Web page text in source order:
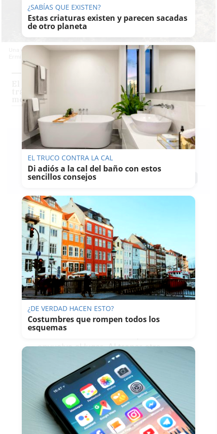
Una excursionista alcanza el valle donde se alzan los restos de la
Ermita de La Sauceda, con su fachada recién recuperada.
El sendero de Cádiz que fue testigo de un
trágico episodio de la historia, entre los
mejores de España
PACO SÁNCHEZ
MÚGICA
Cerrad los ojos junto al
a la entrada del sendero. Llevad la
imaginación 85 años atrás. Apenas
unos excursionistas se entrecruzan
junto al arroyo Pasadallana. El
bosque de alcornoques y quejigos
se hace espeso a medida que se
avanza haciaEl Aljibe. El musgo
pone color y el murmullo del
riachuelo algo de sonido a la
inmensidad del silencio que
envuelve al lugar. Al trepar otro
montículo, emerge con todo el
chorro de luz de un día soleado un
pequeño valle que deja ver lo que
queda en pie dela ErmitadeLa
Sauceda. En realidad, fue ermita y
escuela de la aldea a la que daban el
¿SABÍAS QUE EXISTEN?
Estas criaturas existen y parecen sacadas
de otro planeta
EL TRUCO CONTRA LA CAL
Di adiós a la cal del baño con estos
sencillos consejos
¿DE VERDAD HACEN ESTO?
Costumbres que rompen todos los
esquemas